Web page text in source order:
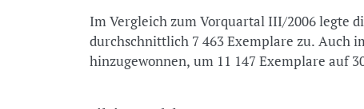
Im Vergleich zum Vorquartal III/2006 legte
durchschnittlich 7 463 Exemplare zu. Auch
hinzugewonnen, um 11 147 Exemplare auf